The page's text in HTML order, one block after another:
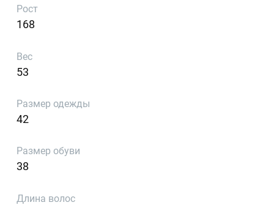
Рост
168
Вес
53
Размер одежды
42
Размер обуви
38
Длина волос